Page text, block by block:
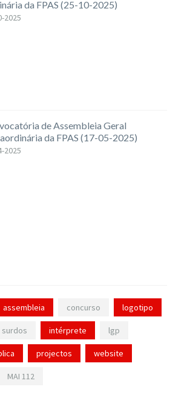
da FPAS (25-10-2025)
2025
de Assembleia Geral
da FPAS (17-05-2025)
2025
assembleia concurso logotipo
surdos intérprete lgp
projectos website
MAI 112